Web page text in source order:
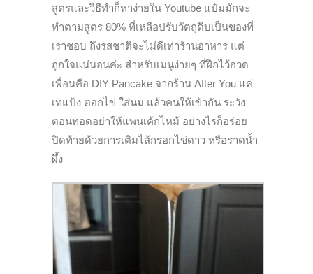
สูตรและวิธีทำก็หาง่ายใน Youtube แป๋มมักจะ
ทำตามสูตร 80% ที่เหลือปรับวัตถุดิบเป็นของที่
เราชอบ ถึงรสชาติจะไม่ดีเท่าร้านอาหาร แต่
ถูกใจแน่นอนค่ะ สำหรับเมนูง่ายๆ ที่ฝึกไว้อวด
เพื่อนคือ DIY Pancake จากร้าน After You แค่
เทแป้ง ตอกไข่ ใส่นม แล้วคนให้เข้ากัน ระวัง
ตอนทอดอย่าให้แพนเค้กไหม้ อย่างไรก็อร่อย
ปิดท้ายด้วยการเติมไส้กรอกไข่ดาว หรือราดน้ำ
ผึ้ง